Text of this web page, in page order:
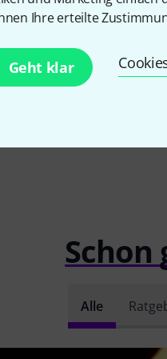
Ihre erteilte
Geht klar
8,90
Schon
Alle